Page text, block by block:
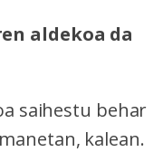
aldekoa da
saihestu behar
kalean.